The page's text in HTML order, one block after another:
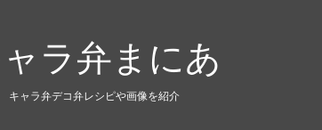
ラ弁まにあ
キャラ弁デコ弁レシピや画像を紹介